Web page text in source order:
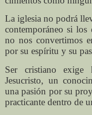
La iglesia no podrá
contemporáneo si los
no nos convertimos
por su espíritu y su
Ser cristiano
Jesucristo, un
una pasión por su
practicante dentro de